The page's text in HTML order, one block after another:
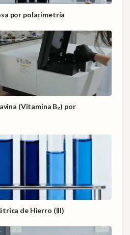
por polarimetría
(Vitamina B₂) por
de Hierro (III)